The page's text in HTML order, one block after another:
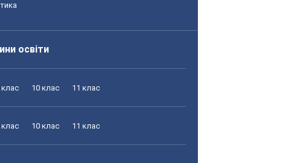
освіти
клас 10 клас 11 клас
клас 10 клас 11 клас